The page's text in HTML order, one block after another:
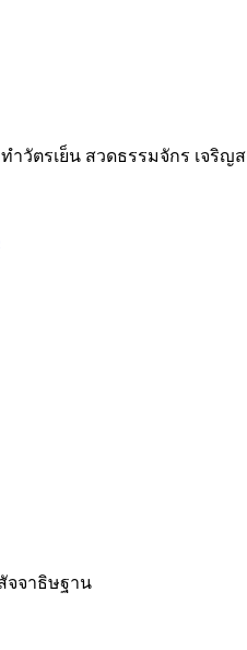
ำวัตรเย็น สวดธรรมจักร เจริญ
จจาธิษฐาน